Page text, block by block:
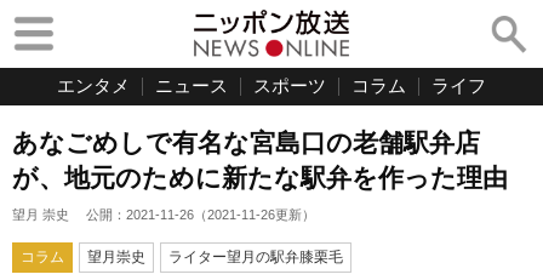
エンタメ ニュース スポーツ コラム ライフ
あなごめしで有名な宮島口の老舗駅弁店
が、地元のために新たな駅弁を作った理由
望月 崇史 公開： 2021-11-26 （2021-11-26更新）
コラム 望月崇史 ライター望月の駅弁膝栗毛